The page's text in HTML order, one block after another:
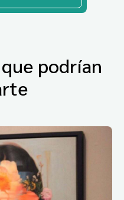
podrían